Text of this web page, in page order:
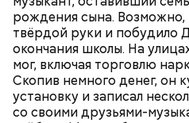
рождения сына. Возможно,
твёрдой руки и побудило
окончания школы. На
мог, включая торговлю
Скопив немного денег, он
установку и записал
со своими друзьями-
Вторым альбомом, "The
Cowboy" (1994), группа
настоящим прорывом
Without Moving" 1996
("Виртуальное безумие")
фурор: в 1997 году клип на
всему миру в количестве
За выступлением на
Woodstock в 1999 году
перерыв, после которого
Odyssey"(2001), на
электронное звучание.
МУЗЫКА